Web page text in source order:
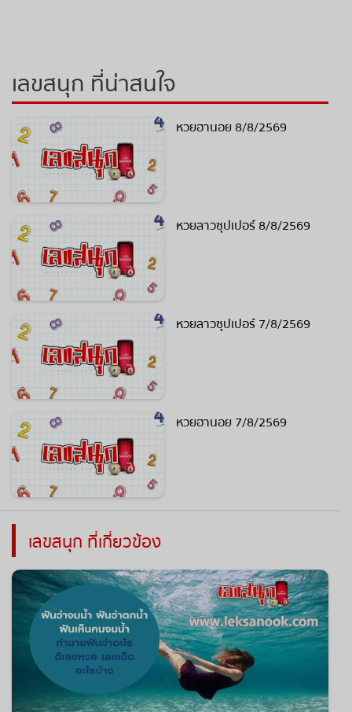
เลขสนุก ที่น่าสนใจ
หวยฮานอย 8/8/2569
หวยลาวซุปเปอร์ 8/8/2569
หวยลาวซุปเปอร์ 7/8/2569
หวยฮานอย 7/8/2569
เลขสนุก ที่เกี่ยวข้อง